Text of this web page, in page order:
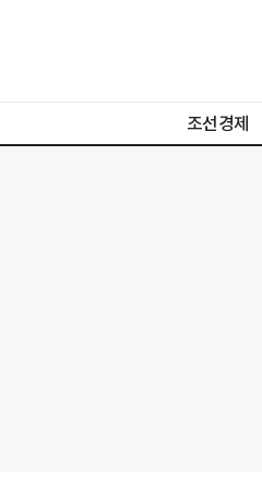
조선경제